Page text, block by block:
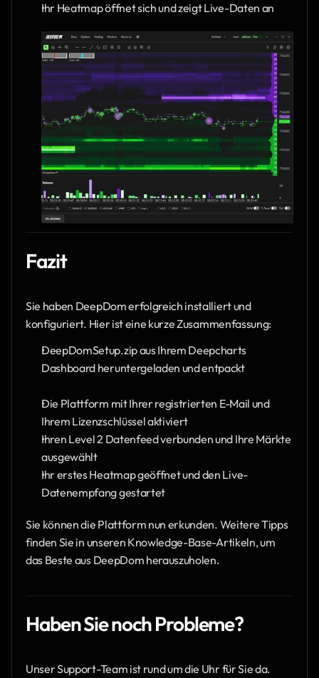
Ihr Heatmap öffnet sich und zeigt Live-Daten an
Fazit
Sie haben DeepDom erfolgreich installiert und
konfiguriert. Hier ist eine kurze Zusammenfassung:
DeepDomSetup.zip aus Ihrem Deepcharts
Dashboard heruntergeladen und entpackt
Die Plattform mit Ihrer registrierten E-Mail und
Ihrem Lizenzschlüssel aktiviert
Ihren Level 2 Datenfeed verbunden und Ihre Märkte
ausgewählt
Ihr erstes Heatmap geöffnet und den Live-
Datenempfang gestartet
Sie können die Plattform nun erkunden. Weitere Tipps
finden Sie in unseren Knowledge-Base-Artikeln, um
das Beste aus DeepDom herauszuholen.
Haben Sie noch Probleme?
Unser Support-Team ist rund um die Uhr für Sie da.